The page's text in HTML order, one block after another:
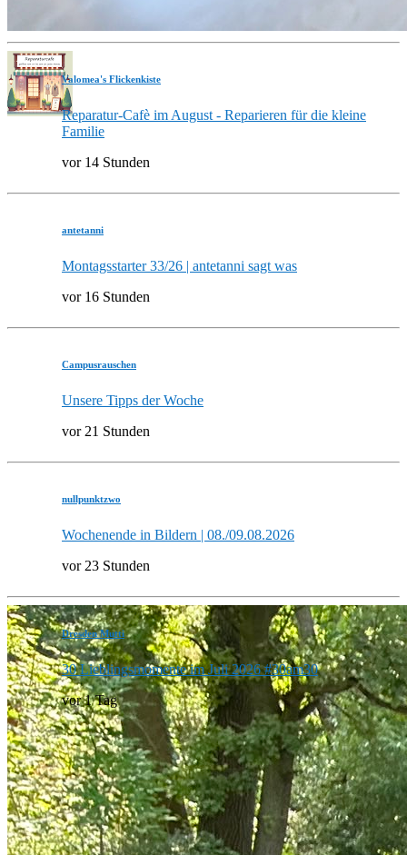
Valomea's Flickenkiste
Reparatur-Cafè im August - Reparieren für die kleine
Familie
vor 14 Stunden
antetanni
Montagsstarter 33/26 | antetanni sagt was
vor 16 Stunden
Campusrauschen
Unsere Tipps der Woche
vor 21 Stunden
nullpunktzwo
Wochenende in Bildern | 08./09.08.2026
vor 23 Stunden
Dresden Mutti
30 Lieblingsmomente im Juli 2026 #30am30
vor 1 Tag